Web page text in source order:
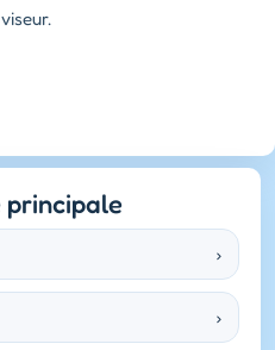
principale
›
›